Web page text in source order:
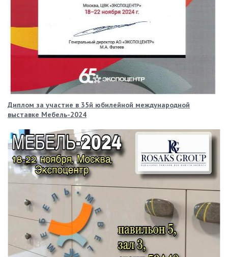
Диплом за участие в 35й юбилейной международной
выставке Мебель-2024